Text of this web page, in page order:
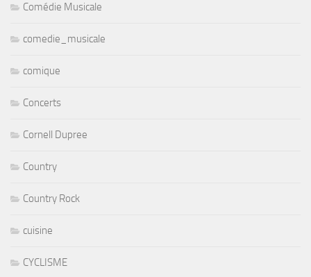
Comédie Musicale
comedie_musicale
comique
Concerts
Cornell Dupree
Country
Country Rock
cuisine
CYCLISME